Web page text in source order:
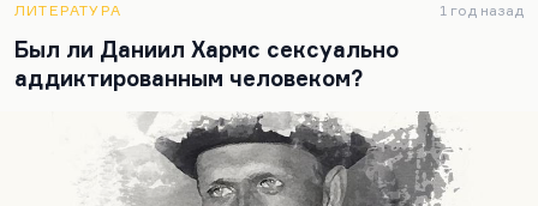
разрешения, никакого объяснения. Мне очень
нравится это произведение. Оно в меру страшное.
Валерий Попов говорил, что все разоблачения
сталинизма по сравнению с одной этой повестью,
полной духоты и страха, абсолютно…
ЛИТЕРАТУРА 1 год назад
Был ли Даниил Хармс сексуально
аддиктированным человеком?